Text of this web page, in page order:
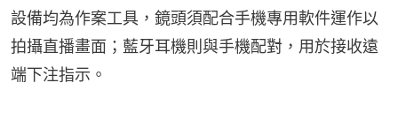
設備均為作案工具，鏡頭須配合手機專用軟件運作以
拍攝直播畫面；藍牙耳機則與手機配對，用於接收遠
端下注指示。